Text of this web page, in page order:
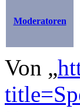
Moderatoren
Von „